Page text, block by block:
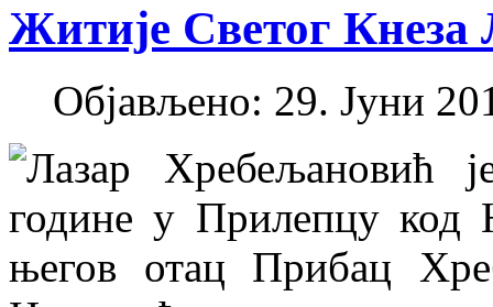
Житије Светог Кнеза
Објављено: 29. Јуни
Лазар Хребељановић
године у Прилепцу код
његов отац Прибац